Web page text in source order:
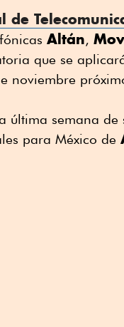
de
Altán,
que se
noviembre
última semana
para México de